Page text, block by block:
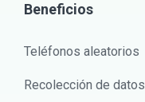
Beneficios
Teléfonos aleatorios
Recolección de datos